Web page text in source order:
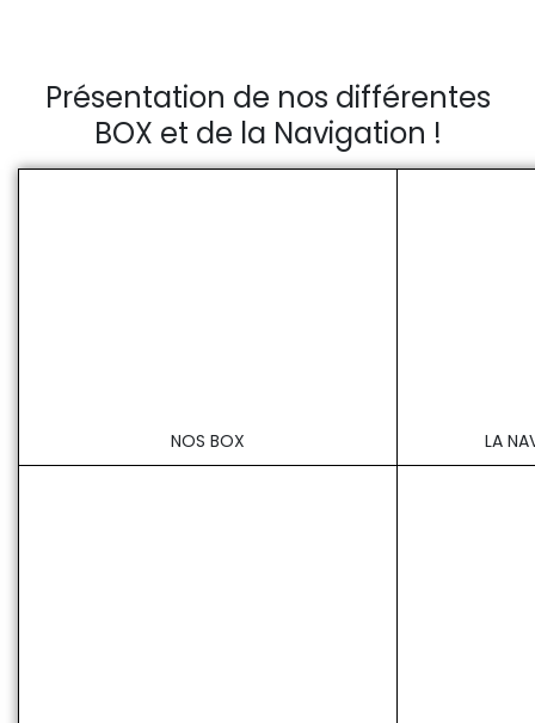
Présentation de nos différentes
BOX et de la Navigation !
NOS BOX LA